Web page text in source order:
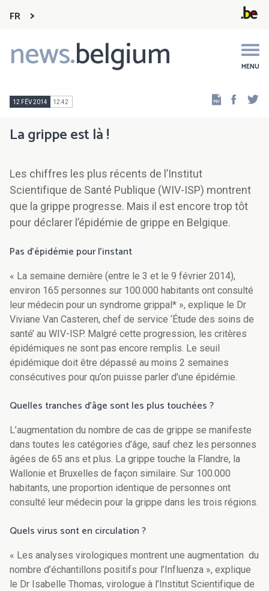
FR
news.belgium MENU
Main
navigation
12 FÉV 2014 12:42
La grippe est là !
Les chiffres les plus récents de l’Institut
Scientifique de Santé Publique (WIV-ISP) montrent
que la grippe progresse. Mais il est encore trop tôt
pour déclarer l’épidémie de grippe en Belgique.
Pas d’épidémie pour l’instant
« La semaine dernière (entre le 3 et le 9 février 2014),
environ 165 personnes sur 100.000 habitants ont consulté
leur médecin pour un syndrome grippal* », explique le Dr
Viviane Van Casteren, chef de service ‘Étude des soins de
santé’ au WIV-ISP. Malgré cette progression, les critères
épidémiques ne sont pas encore remplis. Le seuil
épidémique doit être dépassé au moins 2 semaines
consécutives pour qu’on puisse parler d’une épidémie.
Quelles tranches d’âge sont les plus touchées ?
L’augmentation du nombre de cas de grippe se manifeste
dans toutes les catégories d’âge, sauf chez les personnes
âgées de 65 ans et plus. La grippe touche la Flandre, la
Wallonie et Bruxelles de façon similaire. Sur 100.000
habitants, une proportion identique de personnes ont
consulté leur médecin pour la grippe dans les trois régions.
Quels virus sont en circulation ?
« Les analyses virologiques montrent une augmentation du
nombre d’échantillons positifs pour l’Influenza », explique
le Dr Isabelle Thomas, virologue à l’Institut Scientifique de